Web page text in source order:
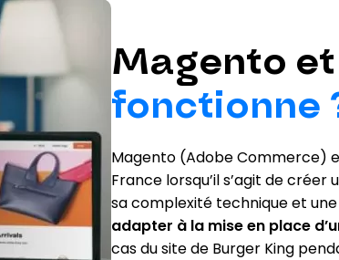
Magento et
fonctionne
Magento (Adobe Commerce)
France lorsqu’il s’agit de
sa complexité technique et
adapter à la mise en place
cas du site de Burger King